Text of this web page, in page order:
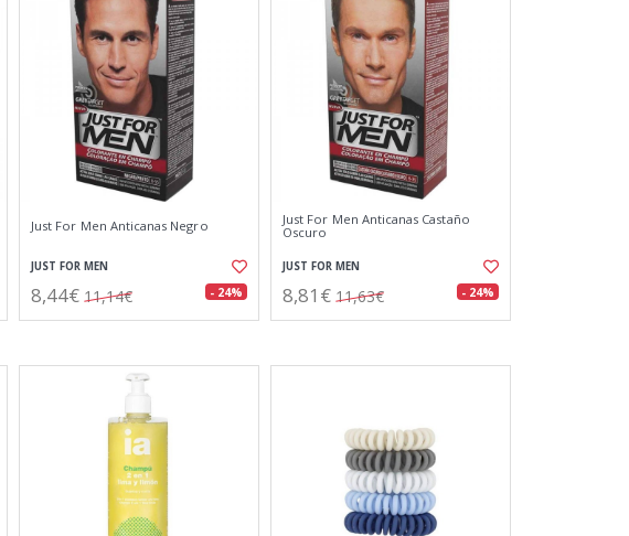
Just For Men Anticanas Negro
JUST FOR MEN
8,44€ 11,14€ - 24%
Just For Men Anticanas Castaño
Oscuro
JUST FOR MEN
8,81€ 11,63€ - 24%